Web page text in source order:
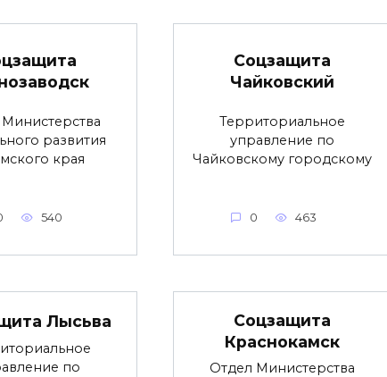
развития
края
540
Соцзащита
Чайковский
Территориальное
управление по
Чайковскому городскому
0 463
Лысьва
по
Соцзащита
Краснокамск
Отдел Министерства